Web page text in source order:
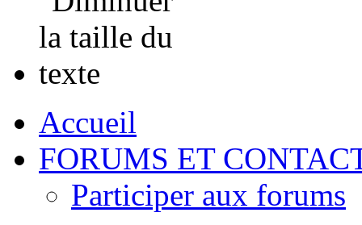
Accueil
FORUMS ET
Participer aux forums